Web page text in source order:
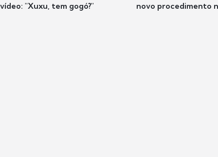
vídeo: "Xuxu, tem gogó?"
novo procedimento